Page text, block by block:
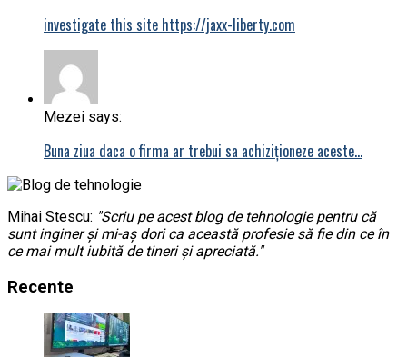
investigate this site https://jaxx-liberty.com
Mezei says:
Buna ziua daca o firma ar trebui sa achiziționeze aceste…
Mihai Stescu: "Scriu pe acest blog de tehnologie pentru că
sunt inginer și mi-aș dori ca această profesie să fie din ce în
ce mai mult iubită de tineri și apreciată."
Recente